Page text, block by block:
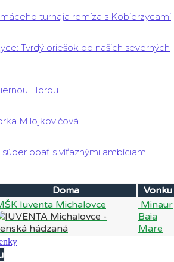
turnaja remíza s Kobierzycami
Tvrdý oriešok od našich severných
Horou
Milojkovičová
súper opäť s víťaznými ambíciami
Doma
Vonku
Iuventa Michalovce
Minaur
Baia
Mare